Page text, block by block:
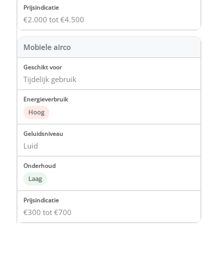
€2.000 tot €4.500
Mobiele airco
Tijdelijk gebruik
Hoog
Luid
Laag
€300 tot €700